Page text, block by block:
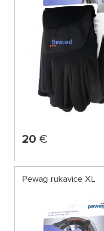
20 €
Pewag rukavice XL